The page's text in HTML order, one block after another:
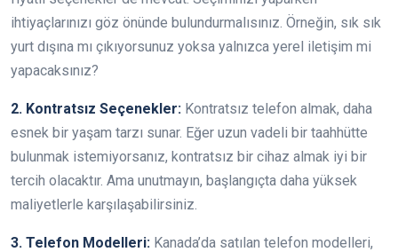
ihtiyaçlarınızı göz önünde bulundurmalısınız. Örneğin, sık sık
yurt dışına mı çıkıyorsunuz yoksa yalnızca yerel iletişim mi
yapacaksınız?
2. Kontratsız Seçenekler: Kontratsız telefon almak, daha
esnek bir yaşam tarzı sunar. Eğer uzun vadeli bir taahhütte
bulunmak istemiyorsanız, kontratsız bir cihaz almak iyi bir
tercih olacaktır. Ama unutmayın, başlangıçta daha yüksek
maliyetlerle karşılaşabilirsiniz.
3. Telefon Modelleri: Kanada’da satılan telefon modelleri,